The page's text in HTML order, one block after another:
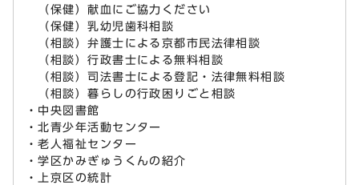
（保健）献血にご協力ください
（保健）乳幼児歯科相談
（相談）弁護士による京都市民法律相談
（相談）行政書士による無料相談
（相談）司法書士による登記・法律無料相談
（相談）暮らしの行政困りごと相談
・中央図書館
・北青少年活動センター
・老人福祉センター
・学区かみぎゅうくんの紹介
・上京区の統計